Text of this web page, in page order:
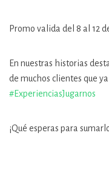
Promo valida del 8 al 12
En nuestras historias
de muchos clientes que
#ExperienciasJugarnos
¡Qué esperas para